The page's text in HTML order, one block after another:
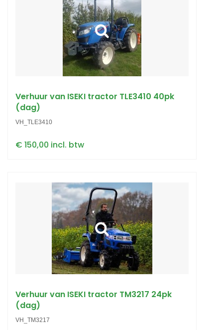
Verhuur van ISEKI tractor TLE3410 40pk
(dag)
VH_TLE3410
€ 150,00 incl. btw
Verhuur van ISEKI tractor TM3217 24pk
(dag)
VH_TM3217